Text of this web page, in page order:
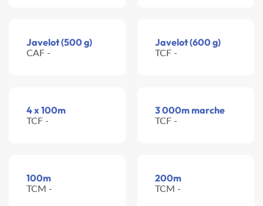
Javelot (500 g)
CAF -
Javelot (600 g)
TCF -
4 x 100m
TCF -
3 000m marche
TCF -
100m
TCM -
200m
TCM -